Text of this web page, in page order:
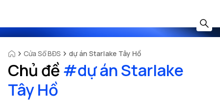
Cửa Sổ BĐS dự án Starlake Tây Hồ
Chủ đề #dự án Starlake
Tây Hồ